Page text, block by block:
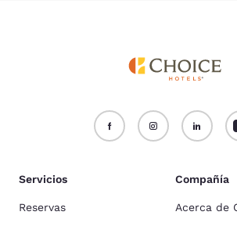
Servicios
Reservas
Compañía
Acerca de